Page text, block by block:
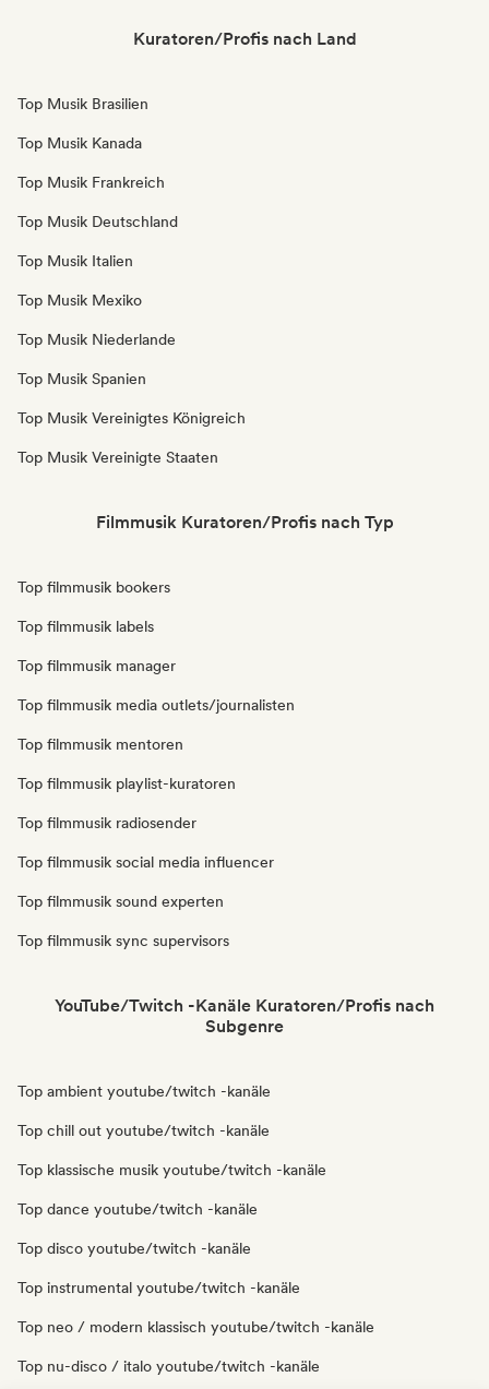
Kuratoren/Profis nach Land
Top Musik Brasilien
Top Musik Kanada
Top Musik Frankreich
Top Musik Deutschland
Top Musik Italien
Top Musik Mexiko
Top Musik Niederlande
Top Musik Spanien
Top Musik Vereinigtes Königreich
Top Musik Vereinigte Staaten
Filmmusik Kuratoren/Profis nach Typ
Top filmmusik bookers
Top filmmusik labels
Top filmmusik manager
Top filmmusik media outlets/journalisten
Top filmmusik mentoren
Top filmmusik playlist-kuratoren
Top filmmusik radiosender
Top filmmusik social media influencer
Top filmmusik sound experten
Top filmmusik sync supervisors
YouTube/Twitch -Kanäle Kuratoren/Profis nach
Subgenre
Top ambient youtube/twitch -kanäle
Top chill out youtube/twitch -kanäle
Top klassische musik youtube/twitch -kanäle
Top dance youtube/twitch -kanäle
Top disco youtube/twitch -kanäle
Top instrumental youtube/twitch -kanäle
Top neo / modern klassisch youtube/twitch -kanäle
Top nu-disco / italo youtube/twitch -kanäle